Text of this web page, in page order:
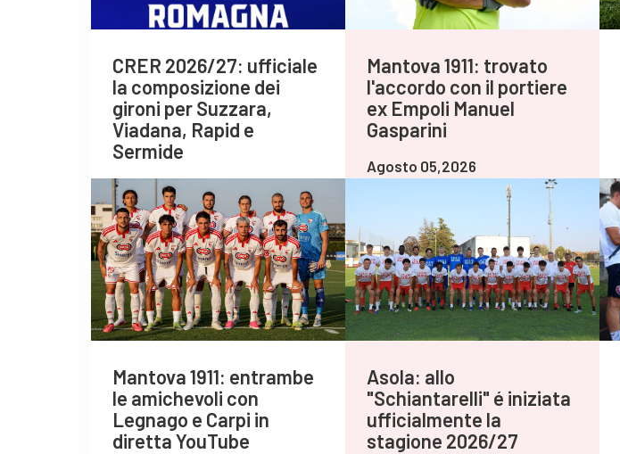
CRER 2026/27: ufficiale
la composizione dei
gironi per Suzzara,
Viadana, Rapid e
Sermide
Agosto 06,2026
Mantova 1911: trovato
l'accordo con il portiere
ex Empoli Manuel
Gasparini
Agosto 05,2026
Mantova 1911: entrambe
le amichevoli con
Legnago e Carpi in
diretta YouTube
Asola: allo
"Schiantarelli" é iniziata
ufficialmente la
stagione 2026/27